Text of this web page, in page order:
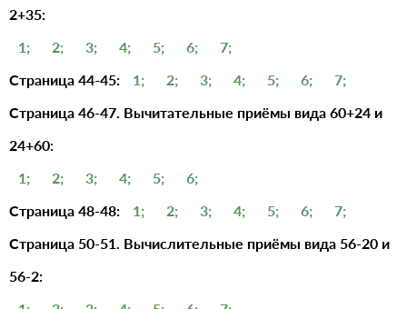
2+35:
1;
2; 3; 4; 5; 6;
7;
Страница 44-45:
1; 2; 3; 4; 5; 6;
7;
Страница 46-47. Вычитательные приёмы вида 60+24 и
24+60:
1;
2; 3; 4; 5;
6;
Страница 48-48:
1; 2; 3; 4; 5; 6;
7;
Страница 50-51. Вычислительные приёмы вида 56-20 и
56-2: